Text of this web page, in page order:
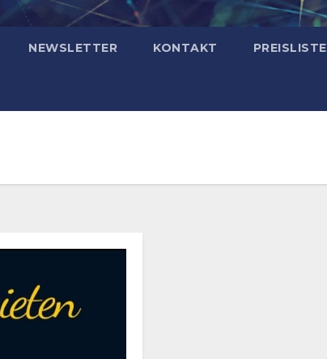
NEWSLETTER KONTAKT PREISLISTE